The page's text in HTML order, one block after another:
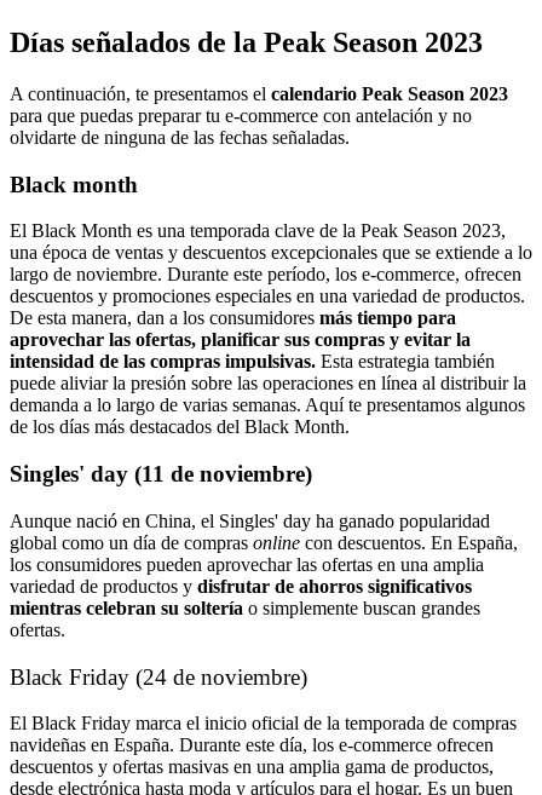
Días señalados de la Peak Season 2023
A continuación, te presentamos el calendario Peak Season 2023
para que puedas preparar tu e-commerce con antelación y no
olvidarte de ninguna de las fechas señaladas.
Black month
El Black Month es una temporada clave de la Peak Season 2023,
una época de ventas y descuentos excepcionales que se extiende a lo
largo de noviembre. Durante este período, los e-commerce, ofrecen
descuentos y promociones especiales en una variedad de productos.
De esta manera, dan a los consumidores más tiempo para
aprovechar las ofertas, planificar sus compras y evitar la
intensidad de las compras impulsivas. Esta estrategia también
puede aliviar la presión sobre las operaciones en línea al distribuir la
demanda a lo largo de varias semanas. Aquí te presentamos algunos
de los días más destacados del Black Month.
Singles' day (11 de noviembre)
Aunque nació en China, el Singles' day ha ganado popularidad
global como un día de compras online con descuentos. En España,
los consumidores pueden aprovechar las ofertas en una amplia
variedad de productos y disfrutar de ahorros significativos
mientras celebran su soltería o simplemente buscan grandes
ofertas.
Black Friday (24 de noviembre)
El Black Friday marca el inicio oficial de la temporada de compras
navideñas en España. Durante este día, los e-commerce ofrecen
descuentos y ofertas masivas en una amplia gama de productos,
desde electrónica hasta moda y artículos para el hogar. Es un buen